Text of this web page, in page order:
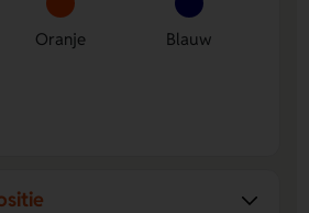
Oranje Blauw